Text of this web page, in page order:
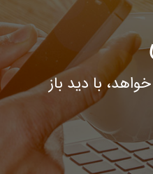
با دید باز